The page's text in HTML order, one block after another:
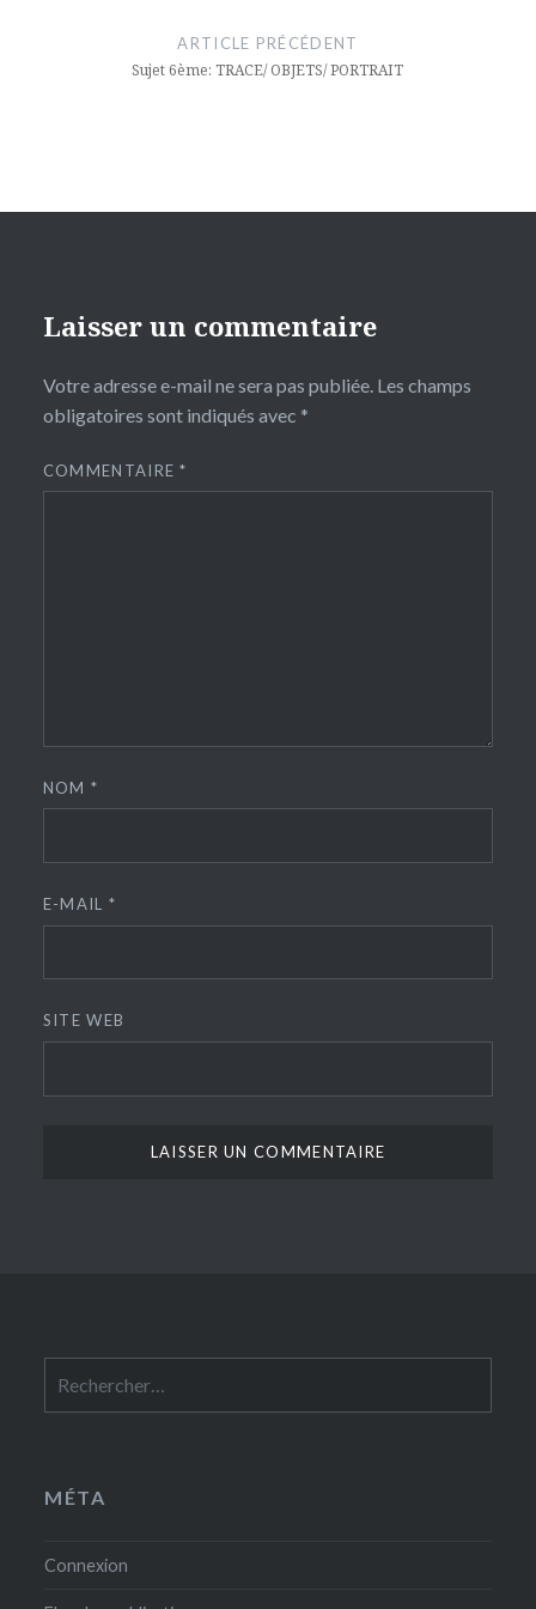
ARTICLE PRÉCÉDENT
Sujet 6ème: TRACE/ OBJETS/ PORTRAIT
Laisser un commentaire
Votre adresse e-mail ne sera pas publiée. Les champs
obligatoires sont indiqués avec *
COMMENTAIRE*
NOM*
E-MAIL *
SITE WEB
MÉTA
Connexion